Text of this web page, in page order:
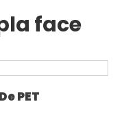
face
PET